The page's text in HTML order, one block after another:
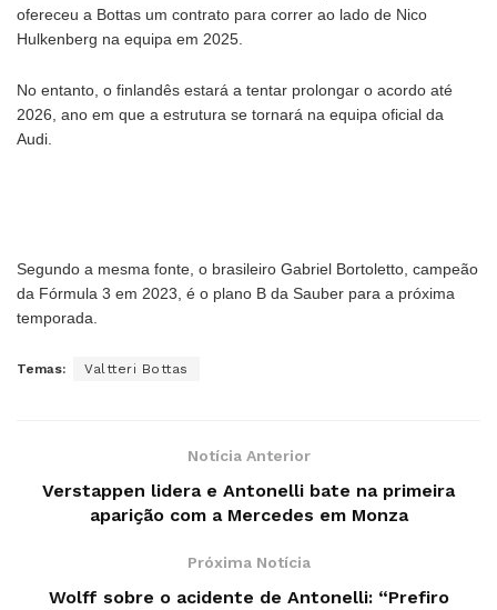
ofereceu a Bottas um contrato para correr ao lado de Nico
Hulkenberg na equipa em 2025.
No entanto, o finlandês estará a tentar prolongar o acordo até
2026, ano em que a estrutura se tornará na equipa oficial da
Audi.
Segundo a mesma fonte, o brasileiro Gabriel Bortoletto, campeão
da Fórmula 3 em 2023, é o plano B da Sauber para a próxima
temporada.
Temas: Valtteri Bottas
Notícia Anterior
Verstappen lidera e Antonelli bate na primeira
aparição com a Mercedes em Monza
Próxima Notícia
Wolff sobre o acidente de Antonelli: “Prefiro